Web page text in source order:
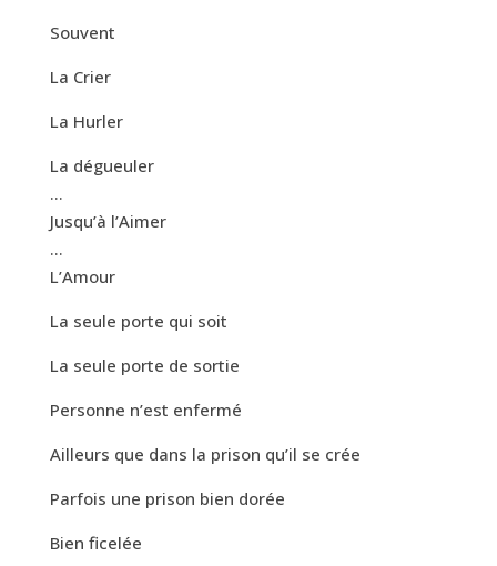
Souvent
La Crier
La Hurler
La dégueuler
…
Jusqu’à l’Aimer
…
L’Amour
La seule porte qui soit
La seule porte de sortie
Personne n’est enfermé
Ailleurs que dans la prison qu’il se crée
Parfois une prison bien dorée
Bien ficelée